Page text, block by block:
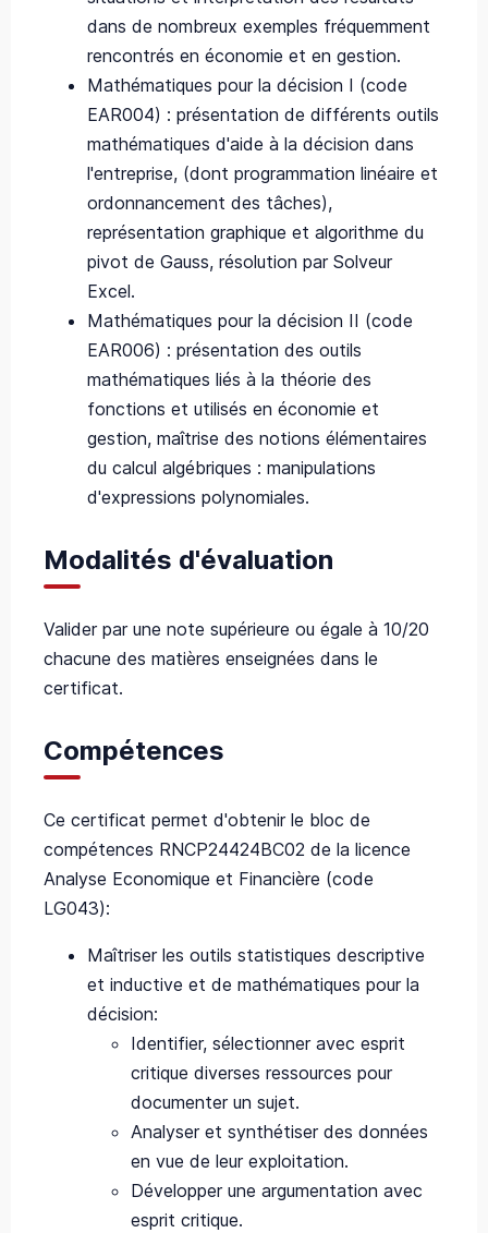
dans de nombreux exemples fréquemment
rencontrés en économie et en gestion.
Mathématiques pour la décision I (code
EAR004) : présentation de différents outils
mathématiques d'aide à la décision dans
l'entreprise, (dont programmation linéaire et
ordonnancement des tâches),
représentation graphique et algorithme du
pivot de Gauss, résolution par Solveur
Excel.
Mathématiques pour la décision II (code
EAR006) : présentation des outils
mathématiques liés à la théorie des
fonctions et utilisés en économie et
gestion, maîtrise des notions élémentaires
du calcul algébriques : manipulations
d'expressions polynomiales.
Modalités d'évaluation
Valider par une note supérieure ou égale à 10/20
chacune des matières enseignées dans le
certificat.
Compétences
Ce certificat permet d'obtenir le bloc de
compétences RNCP24424BC02 de la licence
Analyse Economique et Financière (code
LG043):
Maîtriser les outils statistiques descriptive
et inductive et de mathématiques pour la
décision:
Identifier, sélectionner avec esprit
critique diverses ressources pour
documenter un sujet.
Analyser et synthétiser des données
en vue de leur exploitation.
Développer une argumentation avec
esprit critique.